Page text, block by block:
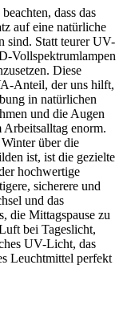
dass das
auf eine natürliche
sind. Statt teurer UV-
Vollspektrumlampen
Diese
Anteil, der uns hilft,
in natürlichen
und die Augen
Arbeitsalltag enorm.
über die
ist, ist die gezielte
hochwertige
sicherere und
und das
die Mittagspause zu
bei Tageslicht,
UV-Licht, das
Leuchtmittel perfekt